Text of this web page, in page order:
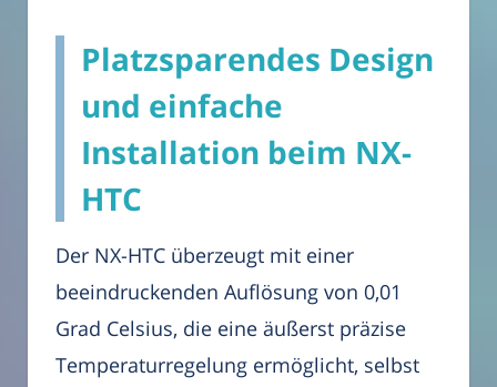
Platzsparendes Design
und einfache
Installation beim NX-
HTC
Der NX-HTC überzeugt mit einer
beeindruckenden Auflösung von 0,01
Grad Celsius, die eine äußerst präzise
Temperaturregelung ermöglicht, selbst